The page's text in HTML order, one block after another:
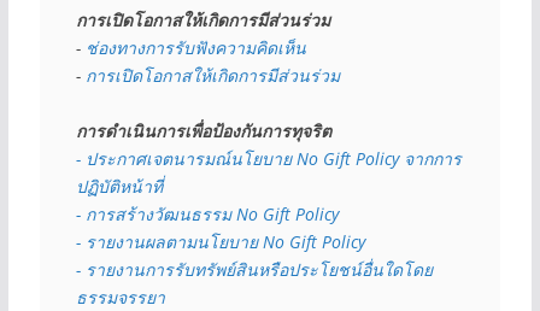
การเปิดโอกาสให้เกิดการมีส่วนร่วม
- ช่องทางการรับฟังความคิดเห็น
- การเปิดโอกาสให้เกิดการมีส่วนร่วม
การดำเนินการเพื่อป้องกันการทุจริต
- ประกาศเจตนารมณ์นโยบาย No Gift Policy จากการ
ปฏิบัติหน้าที่
- การสร้างวัฒนธรรม No Gift Policy
- รายงานผลตามนโยบาย No Gift Policy
- รายงานการรับทรัพย์สินหรือประโยชน์อื่นใดโดย
ธรรมจรรยา